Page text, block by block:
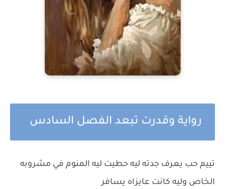
رواية وقدرت تبعد الفصل السادس
تييم حب يعرف جدته ليه حطيت ليه المنوم في مشروبه
الخاص وليه كانت عايزاه يسافر